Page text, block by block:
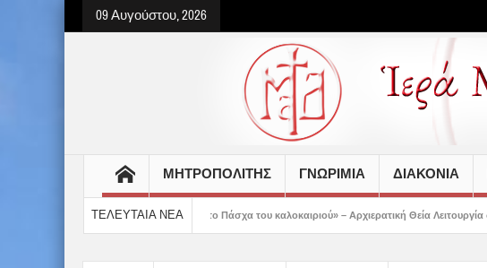
09 Αυγούστου, 2026
ΜΗΤΡΟΠΟΛΙΤΗΣ ΓΝΩΡΙΜΙΑ ΔΙΑΚΟΝΙΑ
ΤΕΛΕΥΤΑΙΑ ΝΕΑ
προετοιμασμένοι στο Πάσχα του καλοκαιριού» – Αρχιερατική Θεία Λειτουργία στα Καλά Νερά